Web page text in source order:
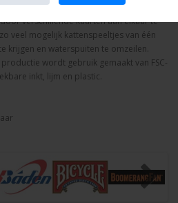
if it fits, it sits. In If It Fits
verschillende kaarten aan elkaar te
veel mogelijk kattenspeeltjes van één
krijgen en waterspuiten te omzeilen.
wordt gebruik gemaakt van FSC-
inkt, lijm en plastic.